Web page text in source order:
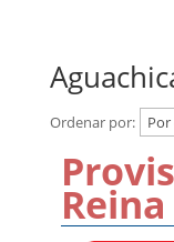
Ordenar por:
Reina